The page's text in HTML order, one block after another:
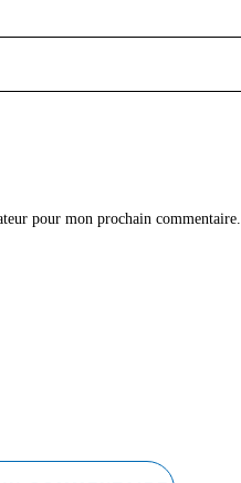
pour mon prochain commentaire.